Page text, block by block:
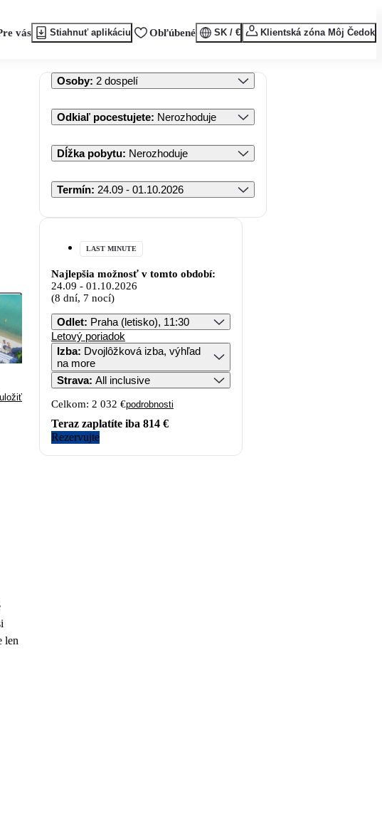
vás Stiahnuť aplikáciu Obľúbené SK / € Klientská zóna Môj Čedok
uložiť
len
Osoby: 2 dospelí
Odkiaľ pocestujete: Nerozhoduje
Dĺžka pobytu: Nerozhoduje
Termín: 24.09 - 01.10.2026
LAST MINUTE
Najlepšia možnosť v tomto období:
24.09 - 01.10.2026
(8 dní, 7 nocí)
Odlet: Praha (letisko), 11:30
Letový poriadok
Izba: Dvojlôžková izba, výhľad
na more
Strava: All inclusive
Celkom: 2 032 €podrobnosti
Teraz zaplatíte iba 814 €
Rezervujte